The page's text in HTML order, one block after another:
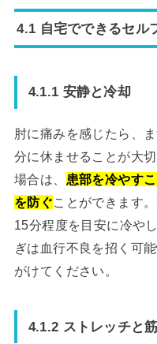
4.1 自宅でできるセル
4.1.1 安静と冷却
肘に痛みを感じたら、
分に休ませることが大
場合は、 患部を冷やす
を防ぐことができます
15分程度を目安に冷や
ぎは血行不良を招く可
がけてください。
4.1.2 ストレッチと